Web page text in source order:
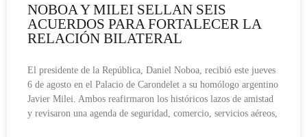
NOBOA Y MILEI SELLAN SEIS
ACUERDOS PARA FORTALECER LA
RELACIÓN BILATERAL
El presidente de la República, Daniel Noboa, recibió este jueves
6 de agosto en el Palacio de Carondelet a su homólogo argentino
Javier Milei. Ambos reafirmaron los históricos lazos de amistad
y revisaron una agenda de seguridad, comercio, servicios aéreos,